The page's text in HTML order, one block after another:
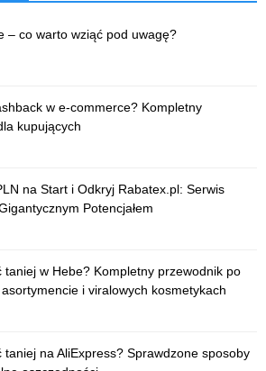
– co warto wziąć pod uwagę?
w e-commerce? Kompletny
kupujących
na Start i Odkryj Rabatex.pl: Serwis
Potencjałem
taniej w Hebe? Kompletny przewodnik po
i viralowych kosmetykach
taniej na AliExpress? Sprawdzone sposoby